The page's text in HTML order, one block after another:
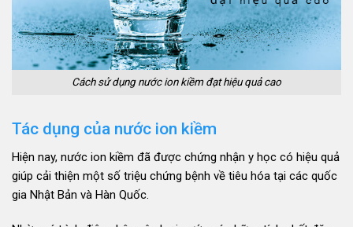
Cách sử dụng nước ion kiềm đạt hiệu quả cao
Tác dụng của nước ion kiềm
Hiện nay, nước ion kiềm đã được chứng nhận y học có hiệu quả
giúp cải thiện một số triệu chứng bệnh về tiêu hóa tại các quốc
gia Nhật Bản và Hàn Quốc.